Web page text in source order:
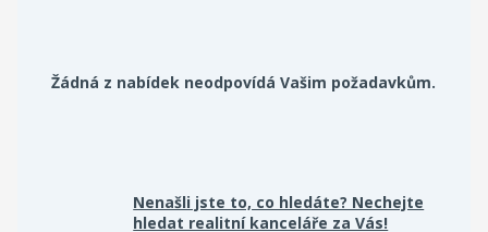
Žádná z nabídek neodpovídá Vašim požadavkům.
Nenašli jste to, co hledáte? Nechejte
hledat realitní kanceláře za Vás!